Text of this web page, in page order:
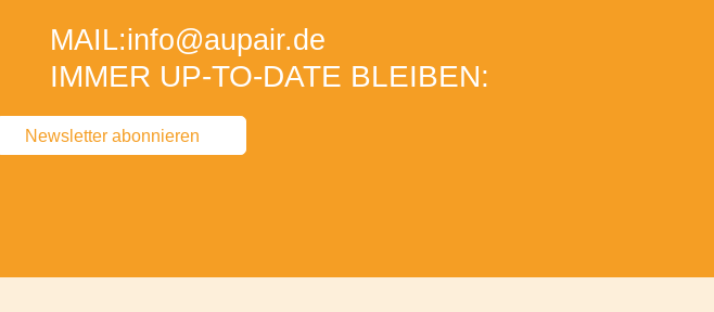
MAIL:info@aupair.de
IMMER UP-TO-DATE BLEIBEN:
Newsletter abonnieren